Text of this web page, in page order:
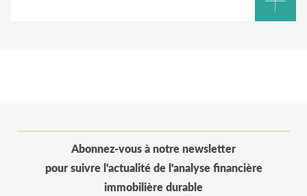
Abonnez-vous à notre newsletter
pour suivre l'actualité de l'analyse financière
immobilière durable